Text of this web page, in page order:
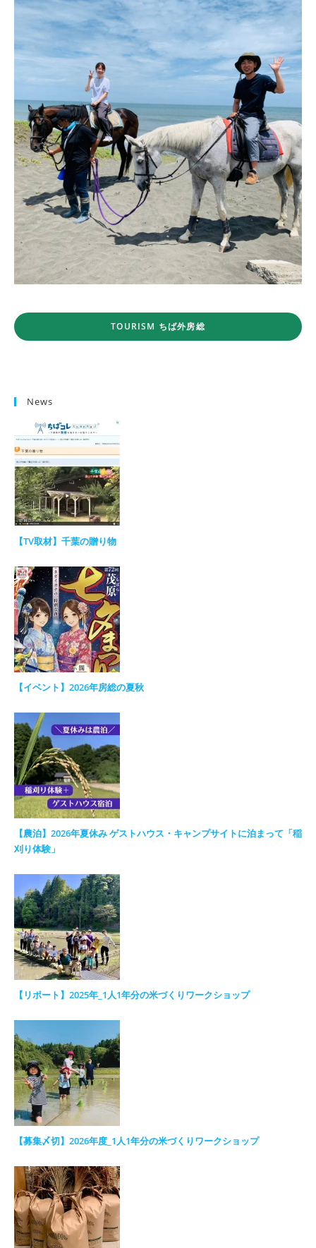
TOURISM ちば外房総
News
【TV取材】千葉の贈り物
【イベント】2026年房総の夏秋
【農泊】2026年夏休み ゲストハウス・キャンプサイトに泊まって「稲
刈り体験」
【リポート】2025年_1人1年分の米づくりワークショップ
【募集〆切】2026年度_1人1年分の米づくりワークショップ